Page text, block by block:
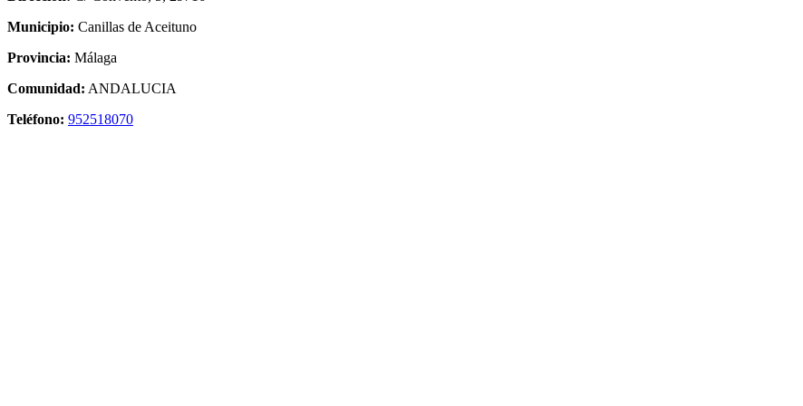
Municipio: Canillas de Aceituno
Provincia: Málaga
Comunidad: ANDALUCIA
Teléfono: 952518070